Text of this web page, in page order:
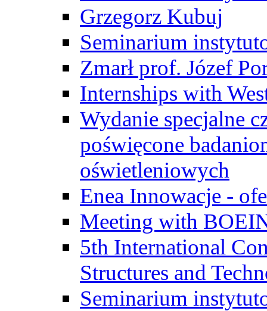
Grzegorz Kubuj
Seminarium
Zmarł prof. Józef
Internships with
Wydanie specjalne
poświęcone
oświetleniowych
Enea Innowacje -
Meeting with
5th International
Structures and
Seminarium